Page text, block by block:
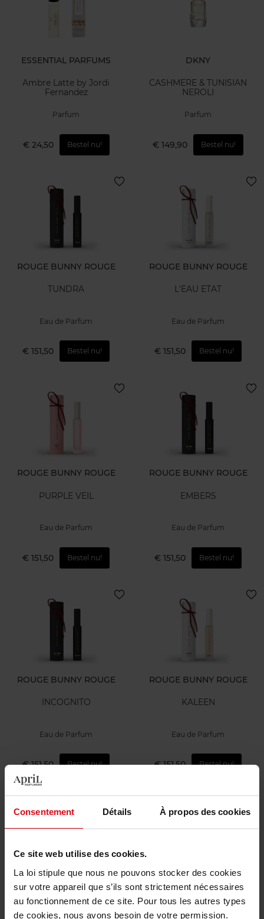
Consentement Détails À propos des cookies
Ce site web utilise des cookies.
La loi stipule que nous ne pouvons stocker des cookies
sur votre appareil que s’ils sont strictement nécessaires
au fonctionnement de ce site. Pour tous les autres types
de cookies, nous avons besoin de votre permission.
ESSENTIAL PARFUMS
Ambre Latte by Jordi
Fernandez
Parfum
€ 24,50 Bestel nu!
DKNY
CASHMERE & TUNISIAN
NEROLI
Parfum
€ 149,90 Bestel nu!
ROUGE BUNNY ROUGE
TUNDRA
Eau de Parfum
€ 151,50 Bestel nu!
ROUGE BUNNY ROUGE
L'EAU ETAT
Eau de Parfum
€ 151,50 Bestel nu!
ROUGE BUNNY ROUGE
PURPLE VEIL
Eau de Parfum
€ 151,50 Bestel nu!
ROUGE BUNNY ROUGE
EMBERS
Eau de Parfum
€ 151,50 Bestel nu!
ROUGE BUNNY ROUGE
INCOGNITO
Eau de Parfum
€ 151,50 Bestel nu!
ROUGE BUNNY ROUGE
KALEEN
Eau de Parfum
€ 151,50 Bestel nu!
ROUGE BUNNY ROUGE ROUGE BUNNY ROUGE